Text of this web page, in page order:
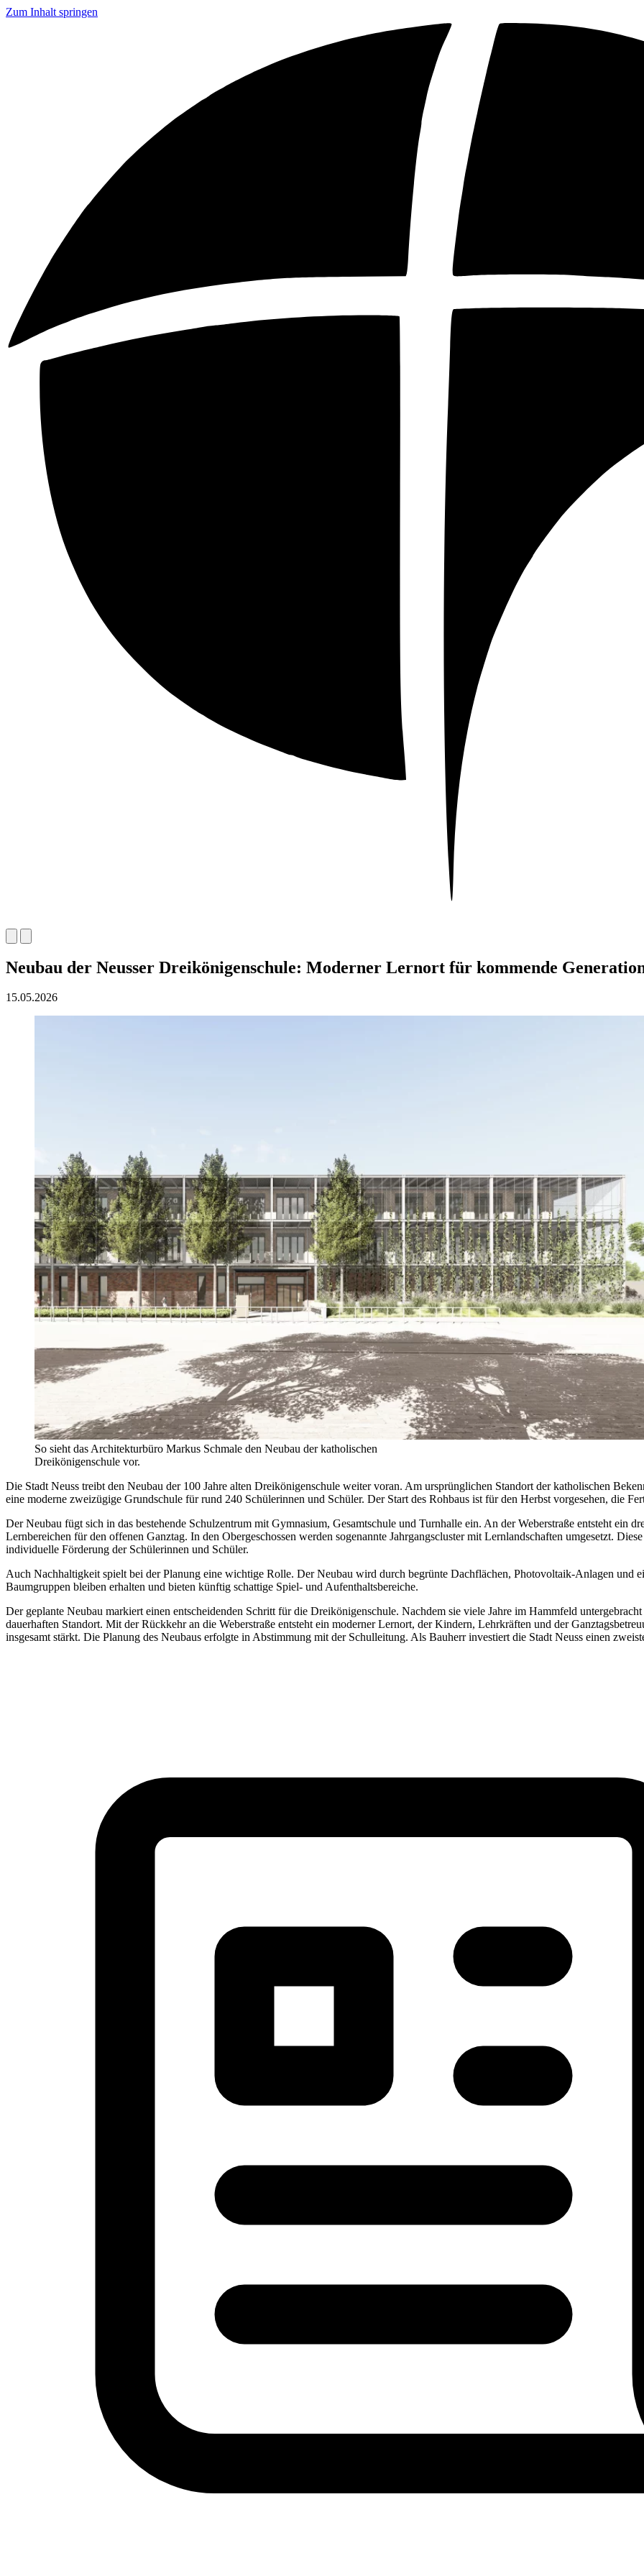
Zum Inhalt springen
Neubau der Neusser Dreikönigenschule: Moderner Lernort für kommende
15.05.2026
So sieht das Architekturbüro Markus Schmale den Neubau der katholischen
Dreikönigenschule vor.
Die Stadt Neuss treibt den Neubau der 100 Jahre alten Dreikönigenschule weiter voran. Am ursprünglichen Standort der katholischen
eine moderne zweizügige Grundschule für rund 240 Schülerinnen und Schüler. Der Start des Rohbaus ist für den Herbst vorgesehen, die
Der Neubau fügt sich in das bestehende Schulzentrum mit Gymnasium, Gesamtschule und Turnhalle ein. An der Weberstraße entsteht ein
Lernbereichen für den offenen Ganztag. In den Obergeschossen werden sogenannte Jahrgangscluster mit Lernlandschaften umgesetzt.
individuelle Förderung der Schülerinnen und Schüler.
Auch Nachhaltigkeit spielt bei der Planung eine wichtige Rolle. Der Neubau wird durch begrünte Dachflächen, Photovoltaik-Anlagen und
Baumgruppen bleiben erhalten und bieten künftig schattige Spiel- und Aufenthaltsbereiche.
Der geplante Neubau markiert einen entscheidenden Schritt für die Dreikönigenschule. Nachdem sie viele Jahre im Hammfeld
dauerhaften Standort. Mit der Rückkehr an die Weberstraße entsteht ein moderner Lernort, der Kindern, Lehrkräften und der
insgesamt stärkt. Die Planung des Neubaus erfolgte in Abstimmung mit der Schulleitung. Als Bauherr investiert die Stadt Neuss einen